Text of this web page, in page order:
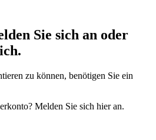
Sie sich an oder
zu können, benötigen Sie ein
Melden Sie sich hier an.